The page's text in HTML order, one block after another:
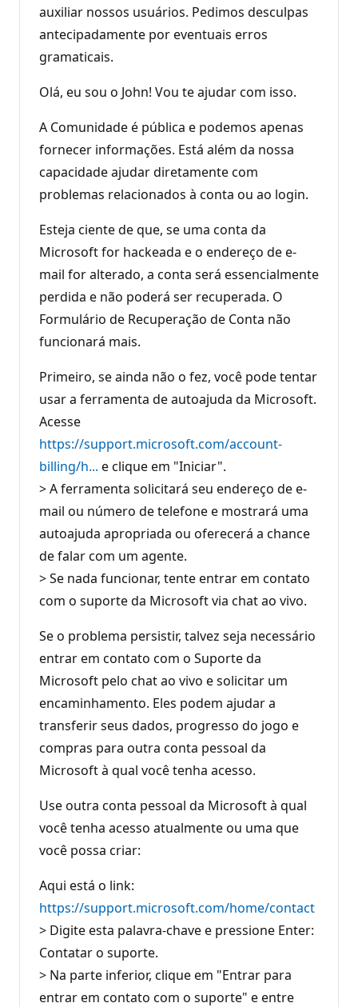
d
e
r
p
a
o
auxiliar nossos usuários. Pedimos desculpas
antecipadamente por eventuais erros
gramaticais.
Olá, eu sou o John! Vou te ajudar com isso.
A Comunidade é pública e podemos apenas
fornecer informações. Está além da nossa
capacidade ajudar diretamente com
problemas relacionados à conta ou ao login.
Esteja ciente de que, se uma conta da
Microsoft for hackeada e o endereço de e-
mail for alterado, a conta será essencialmente
perdida e não poderá ser recuperada. O
Formulário de Recuperação de Conta não
funcionará mais.
Primeiro, se ainda não o fez, você pode tentar
usar a ferramenta de autoajuda da Microsoft.
Acesse
https://support.microsoft.com/account-
billing/h... e clique em "Iniciar".
> A ferramenta solicitará seu endereço de e-
mail ou número de telefone e mostrará uma
autoajuda apropriada ou oferecerá a chance
de falar com um agente.
> Se nada funcionar, tente entrar em contato
com o suporte da Microsoft via chat ao vivo.
Se o problema persistir, talvez seja necessário
entrar em contato com o Suporte da
Microsoft pelo chat ao vivo e solicitar um
encaminhamento. Eles podem ajudar a
transferir seus dados, progresso do jogo e
compras para outra conta pessoal da
Microsoft à qual você tenha acesso.
Use outra conta pessoal da Microsoft à qual
você tenha acesso atualmente ou uma que
você possa criar:
Aqui está o link:
https://support.microsoft.com/home/contact
> Digite esta palavra-chave e pressione Enter:
Contatar o suporte.
> Na parte inferior, clique em "Entrar para
entrar em contato com o suporte" e entre